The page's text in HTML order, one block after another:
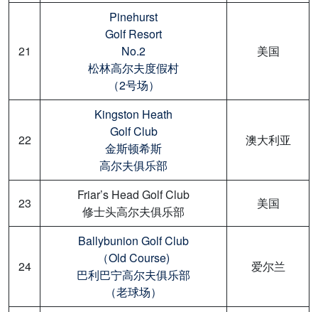
21
Pinehurst
Golf Resort
No.2
松林高尔夫度假村
（2号场）
美国
22
Kingston Heath
Golf Club
金斯顿希斯
高尔夫俱乐部
澳大利亚
23
Friar’s Head Golf Club
修士头高尔夫俱乐部
美国
24
Ballybunion Golf Club
（Old Course)
巴利巴宁高尔夫俱乐部
（老球场）
爱尔兰